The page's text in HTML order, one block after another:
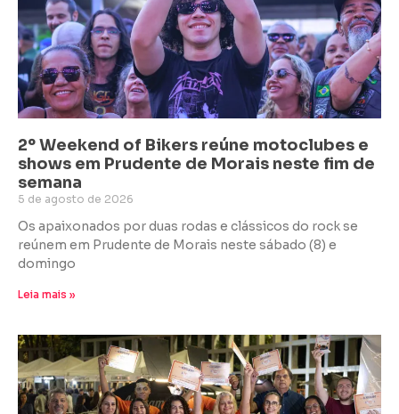
2º Weekend of Bikers reúne motoclubes e
shows em Prudente de Morais neste fim de
semana
5 de agosto de 2026
Os apaixonados por duas rodas e clássicos do rock se
reúnem em Prudente de Morais neste sábado (8) e
domingo
Leia mais »